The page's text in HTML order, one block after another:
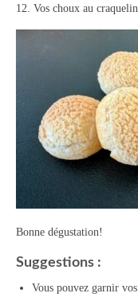
12. Vos choux au
Bonne dégustation!
Suggestions :
Vous pouvez garnir